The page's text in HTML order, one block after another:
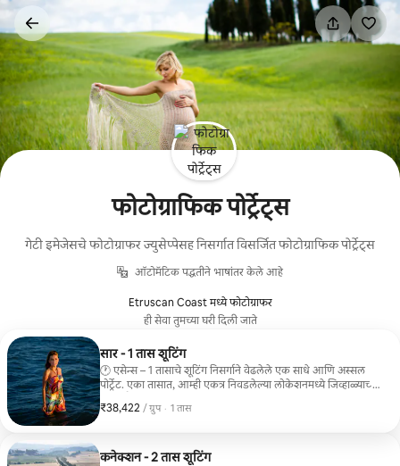
कंटेंटवर
जा
फोटोग्राफिक पोर्ट्रेट्स
गेटी इमेजेसचे फोटोग्राफर ज्युसेप्पेसह निसर्गात विसर्जित फोटोग्राफिक पोर्ट्रेट्स
ऑटोमॅटिक पद्धतीने भाषांतर केले आहे
Etruscan Coast मध्ये फोटोग्राफर
ही सेवा तुमच्या घरी दिली जाते
सार - 1 तास शूटिंग
🕐 एसेन्स – 1 तासाचे शूटिंग निसर्गाने वेढलेले एक साधे आणि अस्सल
पोर्ट्रेट. एका तासात, आम्ही एकत्र निवडलेल्या लोकेशनमध्ये जिव्हाळ्याच्या
शूटिंग, 1 लोकेशन, 20 पोस्ट-प्रॉड्युस्ड फोटोजपासून सुरुवात, वेबद्वारे
₹38,422 / ग्रुप
₹38,422, प्रति ग्रुप
, · 1 तास
कनेक्शन - 2 तास शूटिंग